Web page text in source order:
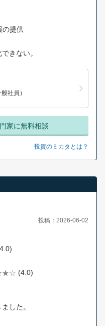
の提供
きない。
社員）
家に無料相談
投資のミカタとは？
投稿：2026-06-02
(4.0)
した。